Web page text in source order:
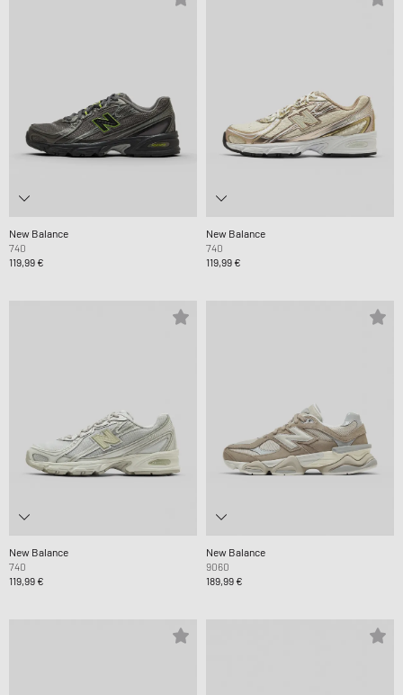
New Balance
740
119,99 €
New Balance
740
119,99 €
New Balance
740
119,99 €
New Balance
9060
189,99 €